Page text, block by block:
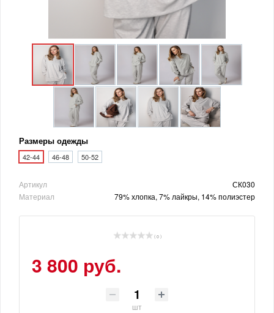
Размеры одежды
42-44 46-48 50-52
Артикул
СК030
Материал
79% хлопка, 7% лайкры, 14% полиэстер
( 0 )
3 800 руб.
шт